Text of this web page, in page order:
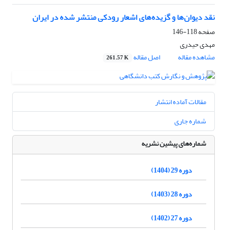
نقد دیوان‌ها و گزیده‌های اشعار رودکی منتشر شده در ایران
صفحه118-146
مهدی حیدری
مشاهده مقاله
اصل مقاله 261.57 K
مقالات آماده انتشار
شماره جاری
شماره‌های پیشین نشریه
دوره 29 (1404)
دوره 28 (1403)
دوره 27 (1402)